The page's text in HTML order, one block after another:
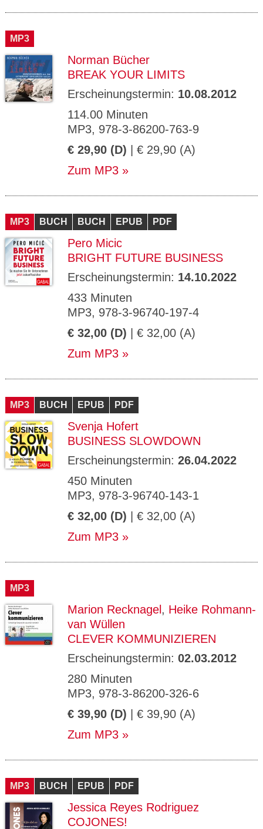
MP3
Norman Bücher
BREAK YOUR LIMITS
Erscheinungstermin: 10.08.2012
114.00 Minuten
MP3, 978-3-86200-763-9
€ 29,90 (D) | € 29,90 (A)
Zum MP3
MP3 BUCH BUCH EPUB PDF
Pero Micic
BRIGHT FUTURE BUSINESS
Erscheinungstermin: 14.10.2022
433 Minuten
MP3, 978-3-96740-197-4
€ 32,00 (D) | € 32,00 (A)
Zum MP3
MP3 BUCH EPUB PDF
Svenja Hofert
BUSINESS SLOWDOWN
Erscheinungstermin: 26.04.2022
450 Minuten
MP3, 978-3-96740-143-1
€ 32,00 (D) | € 32,00 (A)
Zum MP3
MP3
Marion Recknagel , Heike Rohmann-
van Wüllen
CLEVER KOMMUNIZIEREN
Erscheinungstermin: 02.03.2012
280 Minuten
MP3, 978-3-86200-326-6
€ 39,90 (D) | € 39,90 (A)
Zum MP3
MP3 BUCH EPUB PDF
Jessica Reyes Rodriguez
COJONES!